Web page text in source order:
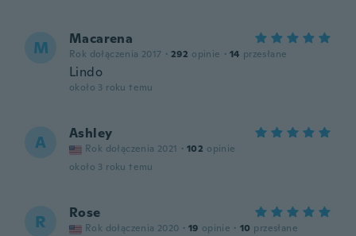
M Macarena
Rok dołączenia 2017 · 292 opinie · 14 przesłane
Lindo
około 3 roku temu
A Ashley
Rok dołączenia 2021 · 102 opinie
około 3 roku temu
R Rose
Rok dołączenia 2020 · 19 opinie · 10 przesłane